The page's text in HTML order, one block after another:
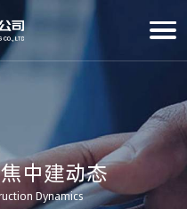
中建动态
Dynamics